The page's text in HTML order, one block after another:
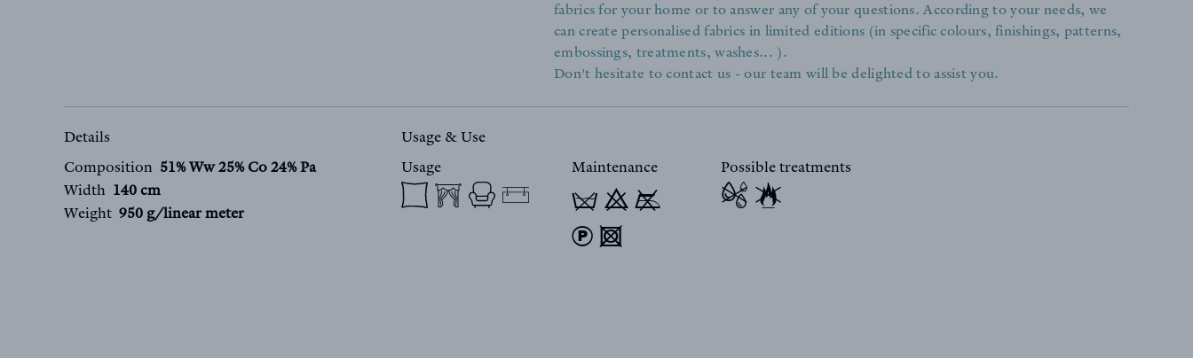
fabrics for your home or to answer any of your questions. According to your needs, we
can create personalised fabrics in limited editions (in specific colours, finishings, patterns,
embossings, treatments, washes... ).
Don't hesitate to contact us - our team will be delighted to assist you.
Details
Composition 51% Ww 25% Co 24% Pa
Width 140 cm
Weight 950 g/linear meter
Usage & Use
Usage
Maintenance
T 9 y
) 4
Possible treatments